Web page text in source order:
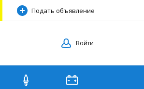
Подать объявление
Войти